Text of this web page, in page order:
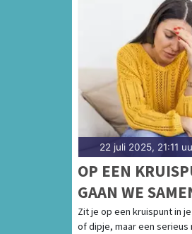
22 juli 2025, 21:11
OP EEN
GAAN WE
TIJD OM LOS
Zit je op een kruispunt in
of dipje, maar een serieus